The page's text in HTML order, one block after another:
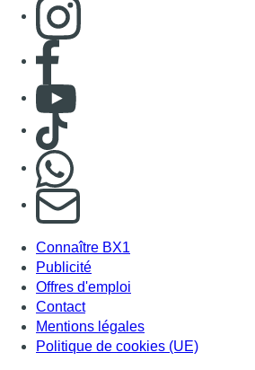
Consulter page Facebook
Consulter Youtube
Consulter TikTok
S'abonner à notre newsletter
Connaître BX1
Publicité
Offres d'emploi
Contact
Mentions légales
Politique de cookies (UE)